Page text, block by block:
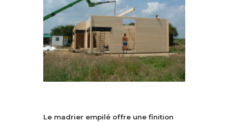
Le madrier empilé offre une finition